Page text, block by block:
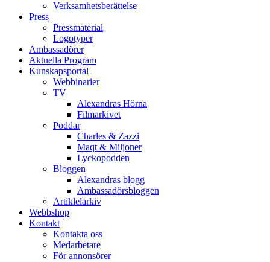
Verksamhetsberättelse
Press
Pressmaterial
Logotyper
Ambassadörer
Aktuella Program
Kunskapsportal
Webbinarier
TV
Alexandras Hörna
Filmarkivet
Poddar
Charles & Zazzi
Maqt & Miljoner
Lyckopodden
Bloggen
Alexandras blogg
Ambassadörsbloggen
Artiklelarkiv
Webbshop
Kontakt
Kontakta oss
Medarbetare
För annonsörer